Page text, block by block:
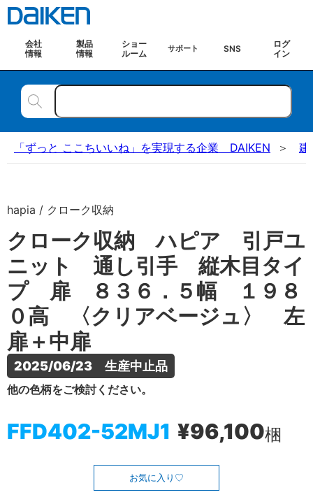
会社
情報
製品
情報
ショー
ルーム
サポート SNS
ログ
イン
「ずっと ここちいいね」を実現する企業 DAIKEN 建
hapia / クローク収納
クローク収納 ハピア 引戸ユ
ニット 通し引手 縦木目タイ
プ 扉 ８３６．５幅 １９８
０高 〈クリアベージュ〉 左
扉＋中扉
2025/06/23　生産中止品
他の色柄をご検討ください。
FFD402-52MJ1 ¥96,100梱
お気に入り